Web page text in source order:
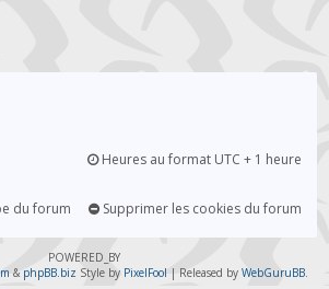
Heures au format UTC + 1 heure
Supprimer les cookies du forum
du forum
POWERED_BY
& phpBB.biz Style by PixelFool | Released by WebGuruBB.